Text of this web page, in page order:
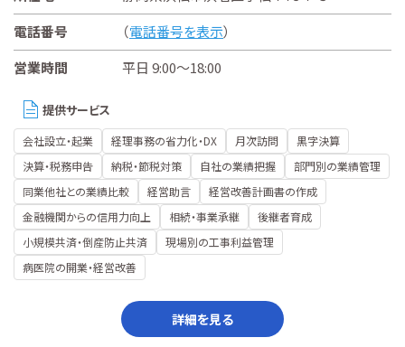
電話番号
（電話番号を表示）
営業時間
平日 9:00～18:00
提供サービス
会社設立・起業 経理事務の省力化・DX 月次訪問
黒字決算
決算・税務申告
納税・節税対策 自社の業績把握
部門別の業績管理
同業他社との業績比較
経営助言
経営改善計画書の作成
金融機関からの信用力向上
相続・事業承継
後継者育成
小規模共済・倒産防止共済
現場別の工事利益管理
病医院の開業・経営改善
詳細を見る